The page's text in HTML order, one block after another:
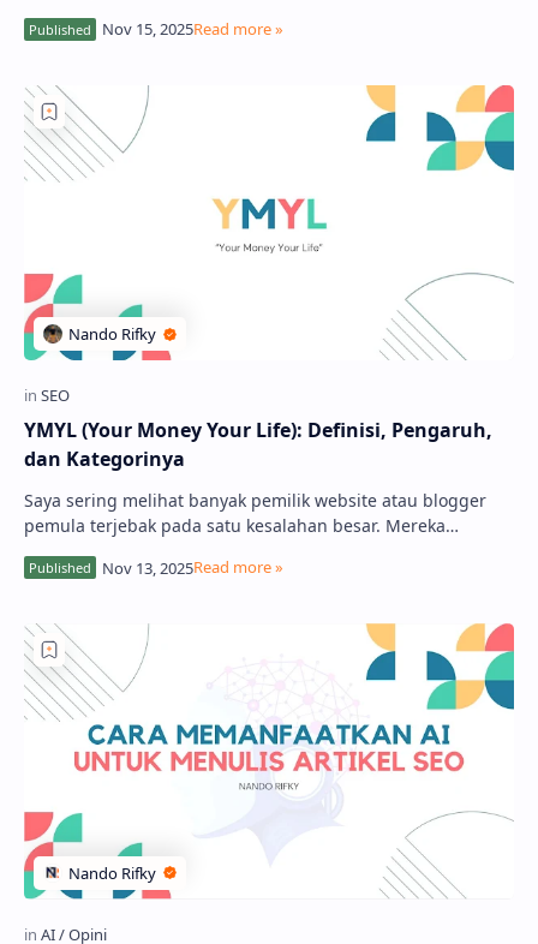
YMYL (Your Money Your Life): Definisi, Pengaruh,
dan Kategorinya
Saya sering melihat banyak pemilik website atau blogger
pemula terjebak pada satu kesalahan besar. Mereka